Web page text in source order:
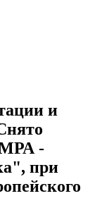
и
-
при